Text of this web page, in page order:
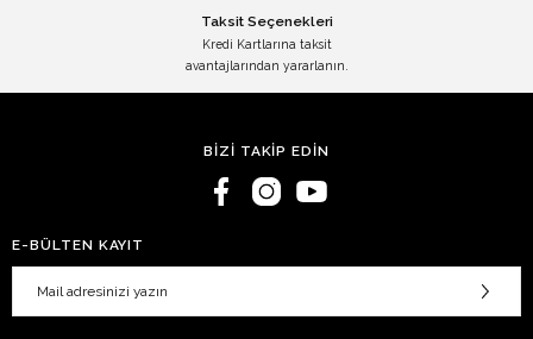
Taksit Seçenekleri
Kredi Kartlarına taksit
avantajlarından yararlanın.
BİZİ TAKİP EDİN
E-BÜLTEN KAYIT